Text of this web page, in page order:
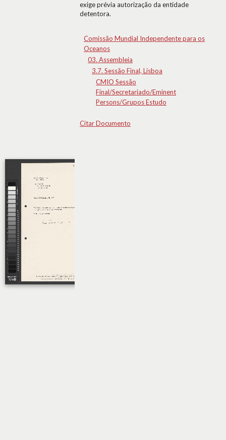
exige prévia autorização da entidade
detentora.
Comissão Mundial Independente para os
Oceanos
03. Assembleia
3.7. Sessão Final, Lisboa
CMIO Sessão
Final/Secretariado/Eminent
Persons/Grupos Estudo
Citar Documento